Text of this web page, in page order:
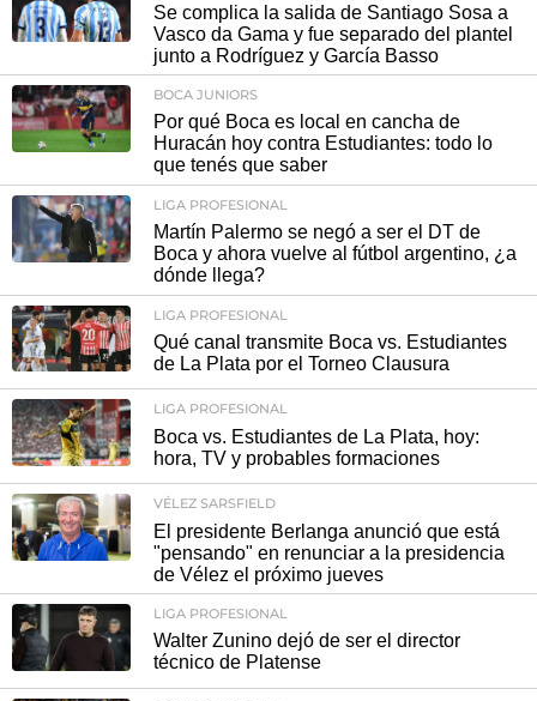
Se complica la salida de Santiago Sosa a
Vasco da Gama y fue separado del plantel
junto a Rodríguez y García Basso
BOCA JUNIORS
Por qué Boca es local en cancha de
Huracán hoy contra Estudiantes: todo lo
que tenés que saber
LIGA PROFESIONAL
Martín Palermo se negó a ser el DT de
Boca y ahora vuelve al fútbol argentino, ¿a
dónde llega?
LIGA PROFESIONAL
Qué canal transmite Boca vs. Estudiantes
de La Plata por el Torneo Clausura
LIGA PROFESIONAL
Boca vs. Estudiantes de La Plata, hoy:
hora, TV y probables formaciones
VÉLEZ SARSFIELD
El presidente Berlanga anunció que está
"pensando" en renunciar a la presidencia
de Vélez el próximo jueves
LIGA PROFESIONAL
Walter Zunino dejó de ser el director
técnico de Platense